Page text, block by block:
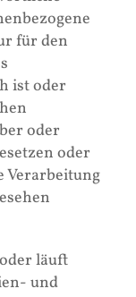
für den
ist oder
oder
oder
Verarbeitung
läuft
und